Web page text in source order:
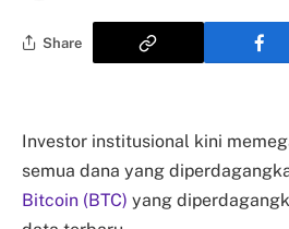
Share
Investor institusional kini
semua dana yang
Bitcoin (BTC) yang